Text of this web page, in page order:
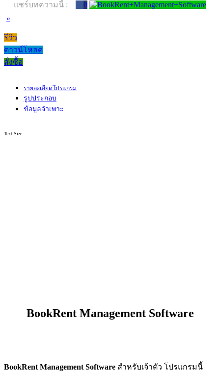
แชร์บทความนี้ :
0
»
รีวิว
ดาวน์โหลด
สั่งซื้อ
รายละเอียดโปรแกรม
รูปประกอบ
ข้อมูลจำเพาะ
Text Size
BookRent Management Software
BookRent Management Software สำหรับเจ้าตัว โปรแกรมนี้